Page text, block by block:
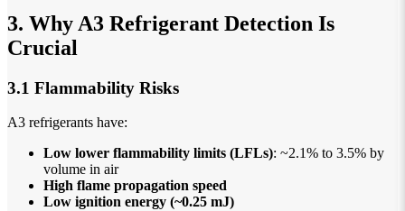
3. Why A3 Refrigerant Detection Is
Crucial
3.1 Flammability Risks
A3 refrigerants have:
Low lower flammability limits (LFLs): ~2.1% to 3.5% by
volume in air
High flame propagation speed
Low ignition energy (~0.25 mJ)